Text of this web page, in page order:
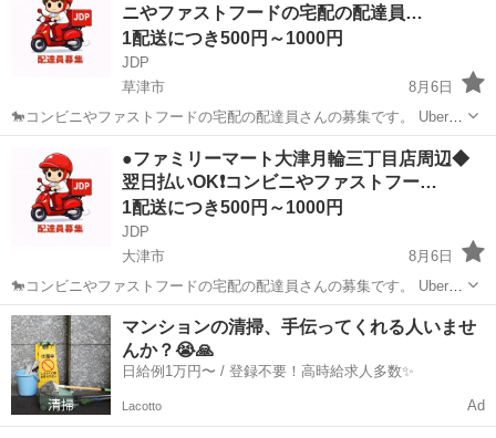
ニやファストフードの宅配の配達員…
1配送につき500円～1000円
JDP
草津市
8月6日
🐎コンビニやファストフードの宅配の配達員さんの募集です。 Uber
eatsや出前館のように配達専用アプリを使用していただき、オファー
内容を確認していただいてから受ける受けないは自由となります。 配
達時の使用...
ファストフード
●ファミリーマート大津月輪三丁目店周辺◆
翌日払いOK❗️コンビニやファストフー…
1配送につき500円～1000円
JDP
大津市
8月6日
🐎コンビニやファストフードの宅配の配達員さんの募集です。 Uber
eatsや出前館のように配達専用アプリを使用していただき、オファー
内容を確認していただいてから受ける受けないは自由となります。 配
達時の使用...
滋賀 大津市 ファストフード
マンションの清掃、手伝ってくれる人いませ
んか？😭🙏
日給例1万円〜 / 登録不要！高時給求人多数✨
Lacotto Ad